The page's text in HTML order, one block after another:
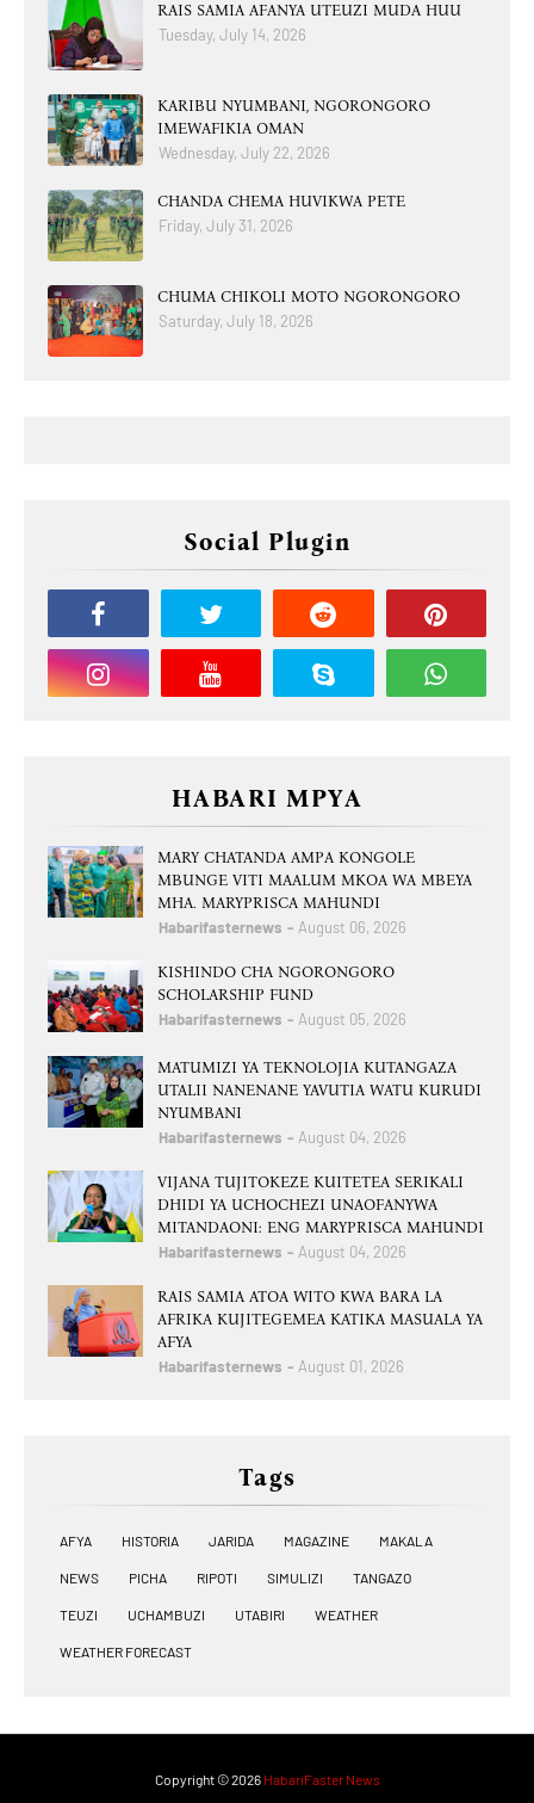
RAIS SAMIA AFANYA UTEUZI MUDA HUU
Tuesday, July 14, 2026
KARIBU NYUMBANI, NGORONGORO
IMEWAFIKIA OMAN
Wednesday, July 22, 2026
CHANDA CHEMA HUVIKWA PETE
Friday, July 31, 2026
CHUMA CHIKOLI MOTO NGORONGORO
Saturday, July 18, 2026
Social Plugin
HABARI MPYA
MARY CHATANDA AMPA KONGOLE
MBUNGE VITI MAALUM MKOA WA MBEYA
MHA. MARYPRISCA MAHUNDI
Habarifasternews August 06, 2026
KISHINDO CHA NGORONGORO
SCHOLARSHIP FUND
Habarifasternews August 05, 2026
MATUMIZI YA TEKNOLOJIA KUTANGAZA
UTALII NANENANE YAVUTIA WATU KURUDI
NYUMBANI
Habarifasternews August 04, 2026
VIJANA TUJITOKEZE KUITETEA SERIKALI
DHIDI YA UCHOCHEZI UNAOFANYWA
MITANDAONI: ENG MARYPRISCA MAHUNDI
Habarifasternews August 04, 2026
RAIS SAMIA ATOA WITO KWA BARA LA
AFRIKA KUJITEGEMEA KATIKA MASUALA YA
AFYA
Habarifasternews August 01, 2026
Tags
AFYA HISTORIA JARIDA MAGAZINE MAKALA
NEWS PICHA RIPOTI SIMULIZI TANGAZO
TEUZI UCHAMBUZI UTABIRI WEATHER
WEATHER FORECAST
Copyright ©2026 HabariFaster News